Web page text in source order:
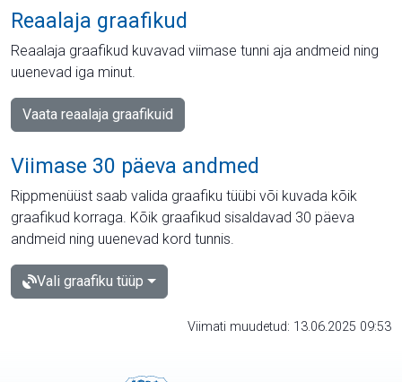
Reaalaja graafikud
Reaalaja graafikud kuvavad viimase tunni aja andmeid ning
uuenevad iga minut.
Vaata reaalaja graafikuid
Viimase 30 päeva andmed
Rippmenüüst saab valida graafiku tüübi või kuvada kõik
graafikud korraga. Kõik graafikud sisaldavad 30 päeva
andmeid ning uuenevad kord tunnis.
Vali graafiku tüüp
Viimati muudetud: 13.06.2025 09:53